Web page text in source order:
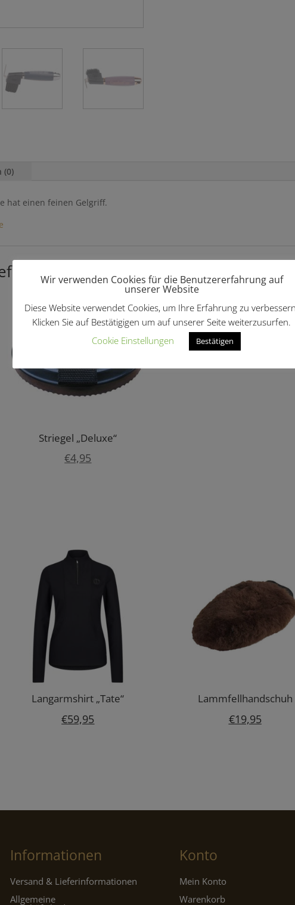
(0)
hat einen feinen Gelgriff.
…
Striegel „Deluxe“
€4,95
Langarmshirt „Tate“
€59,95
Lammfellhandschuh
€19,95
Informationen
Versand & Lieferinformationen
Allgemeine
Konto
Mein Konto
Warenkorb
Wir verwenden Cookies für die Benutzererfahrung auf
unserer Website
Diese Website verwendet Cookies, um Ihre Erfahrung zu
Klicken Sie auf Bestätigigen um auf unserer Seite weiterzusurfen.
Cookie Einstellungen
Bestätigen